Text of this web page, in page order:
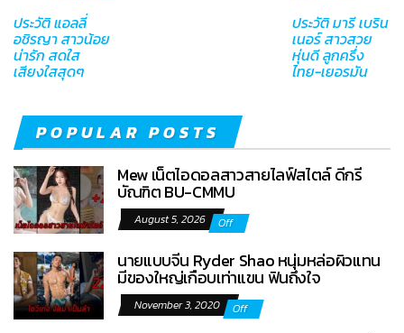
ประวัติ แอลลี่
อชิรญา สาวน้อย
น่ารัก สดใส
เสียงใสสุดๆ
ประวัติ มารี เบริน
เนอร์ สาวสวย
หุ่นดี ลูกครึ่ง
ไทย-เยอรมัน
POPULAR POSTS
Mew เน็ตไอดอลสาวสายไลฟ์สไตล์ ดีกรี
บัณฑิต BU-CMMU
August 5, 2026 Off
นายแบบจีน Ryder Shao หนุ่มหล่อผิวแทน
มีของใหญ่เกือบเท่าแขน ฟินถึงใจ
November 3, 2020 Off